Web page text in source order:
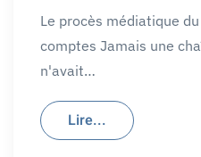
Le procès médiatique
comptes Jamais une
n'avait…
Lire...